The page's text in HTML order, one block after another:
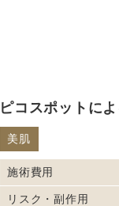
ピコスポットに
美肌
施術費用
リスク・副作用